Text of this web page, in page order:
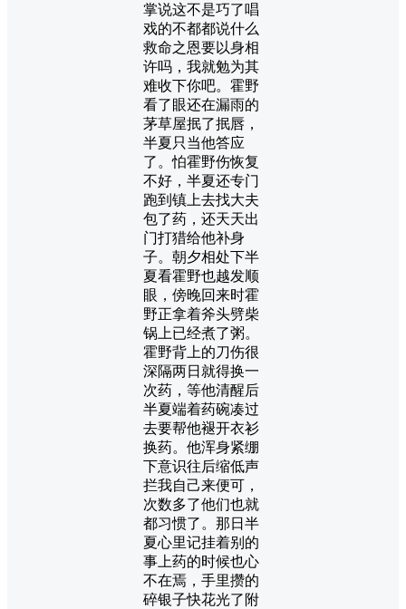
掌说这不是巧了唱
戏的不都都说什么
救命之恩要以身相
许吗，我就勉为其
难收下你吧。霍野
看了眼还在漏雨的
茅草屋抿了抿唇，
半夏只当他答应
了。怕霍野伤恢复
不好，半夏还专门
跑到镇上去找大夫
包了药，还天天出
门打猎给他补身
子。朝夕相处下半
夏看霍野也越发顺
眼，傍晚回来时霍
野正拿着斧头劈柴
锅上已经煮了粥。
霍野背上的刀伤很
深隔两日就得换一
次药，等他清醒后
半夏端着药碗凑过
去要帮他褪开衣衫
换药。他浑身紧绷
下意识往后缩低声
拦我自己来便可，
次数多了他们也就
都习惯了。那日半
夏心里记挂着别的
事上药的时候也心
不在焉，手里攒的
碎银子快花光了附